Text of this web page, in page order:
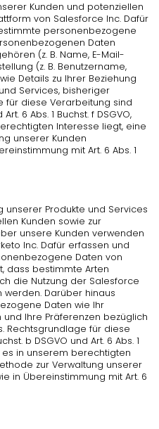
Kunden und potenziellen
von Salesforce Inc. Dafür
personenbezogene
Daten
(z. B. Name, E-Mail-
(z. B. Benutzername,
Details zu Ihrer Beziehung
Services, bisheriger
für diese Verarbeitung sind
6 Abs. 1 Buchst. f DSGVO,
Interesse liegt, eine
unserer Kunden
mit Art. 6 Abs. 1
unserer Produkte und Services
Kunden sowie zur
unsere Kunden verwenden
Inc. Dafür erfassen und
Daten von
dass bestimmte Arten
die Nutzung der Salesforce
Darüber hinaus
Daten wie Ihr
Ihre Präferenzen bezüglich
Rechtsgrundlage für diese
b DSGVO und Art. 6 Abs. 1
es in unserem berechtigten
zur Verwaltung unserer
in Übereinstimmung mit Art. 6